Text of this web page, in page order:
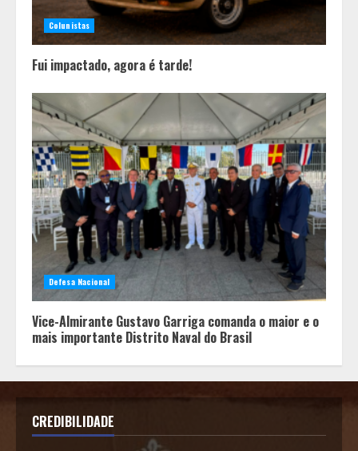
Colunistas
Fui impactado, agora é tarde!
Defesa Nacional
Vice-Almirante Gustavo Garriga comanda o maior e o
mais importante Distrito Naval do Brasil
CREDIBILIDADE